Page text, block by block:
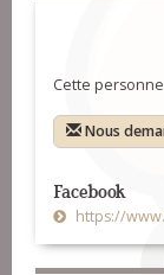
Cette
Nous
Facebook
https://